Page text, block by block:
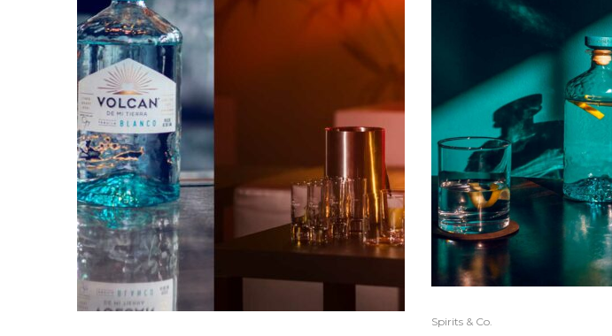
Spirits & Co.